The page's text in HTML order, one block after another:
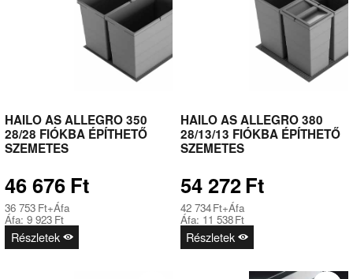
HAILO AS ALLEGRO 350
28/28 FIÓKBA ÉPÍTHETŐ
SZEMETES
46 676Ft
36 753 Ft+Áfa
Áfa: 9 923 Ft
Részletek
HAILO AS ALLEGRO 380
28/13/13 FIÓKBA ÉPÍTHETŐ
SZEMETES
54 272Ft
42 734Ft+Áfa
Áfa: 11 538Ft
Részletek